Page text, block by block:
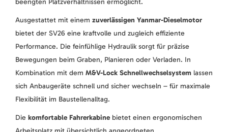
beengten Platzverhältnissen ermöglicht.
Ausgestattet mit einem zuverlässigen Yanmar-Dieselmotor
bietet der SV26 eine kraftvolle und zugleich effiziente
Performance. Die feinfühlige Hydraulik sorgt für präzise
Bewegungen beim Graben, Planieren oder Verladen. In
Kombination mit dem M&V-Lock Schnellwechselsystem lassen
sich Anbaugeräte schnell und sicher wechseln – für maximale
Flexibilität im Baustellenalltag.
Die komfortable Fahrerkabinebietet einen ergonomischen